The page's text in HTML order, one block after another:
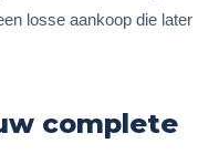
losse aankoop die later
complete